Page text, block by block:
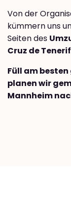
Von der
kümmern uns
Seiten des
Cruz de
Füll am
planen wir
Mannheim